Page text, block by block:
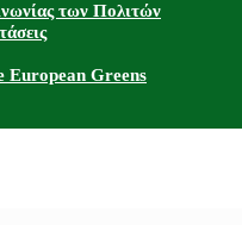
των Πολιτών
European Greens